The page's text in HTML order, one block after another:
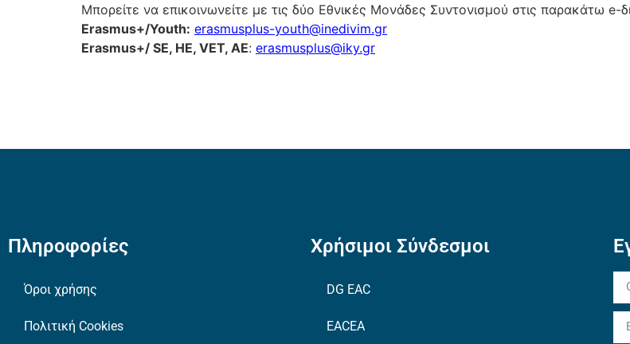
Μπορείτε να επικοινωνείτε με τις δύο Εθνικές Μονάδες Συντονισμού στις παρακάτω e-
Erasmus+/Youth: erasmusplus-youth@inedivim.gr
Erasmus+/ SE, HE, VET, AE: erasmusplus@iky.gr
Πληροφορίες
Όροι χρήσης
Πολιτική Cookies
Χρήσιμοι Σύνδεσμοι
DG EAC
EACEA